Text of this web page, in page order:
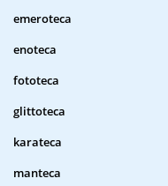
emeroteca
enoteca
fototeca
glittoteca
karateca
manteca